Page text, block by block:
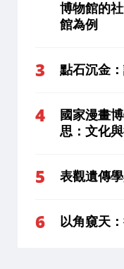
博物館的
館為例
點石沉金
國家漫畫
思：文化
表觀遺傳
以角窺天